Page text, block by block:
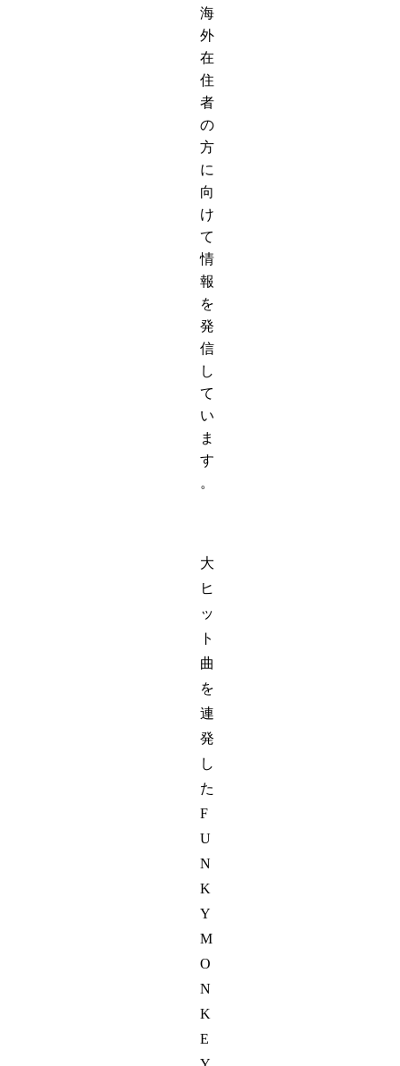
海
外
在
住
者
の
方
に
向
け
て
情
報
を
発
信
し
て
い
ま
す
。
大
ヒ
ッ
ト
曲
を
連
発
し
た
F
U
N
K
Y
M
O
N
K
E